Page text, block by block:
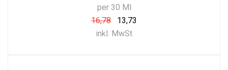
per 30 Ml
16,78
13,73
inkl. MwSt